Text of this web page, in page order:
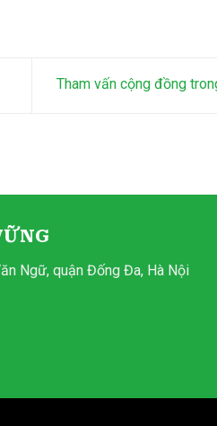
Tham vấn cộng đồng
Ngữ, quận Đống Đa, Hà Nội